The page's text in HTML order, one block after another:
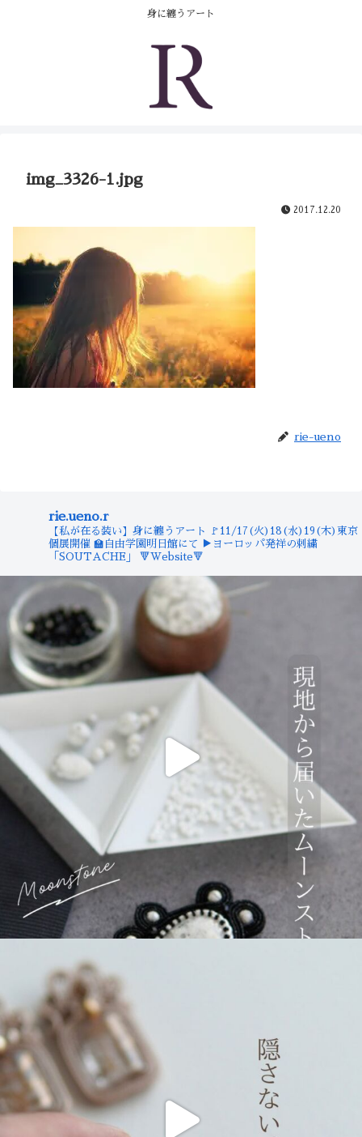
身に纏うアート
img_3326-1.jpg
2017.12.20
rie-ueno
rie.ueno.r
【私が在る装い】身に纏うアート
🚩11/17(火)18(水)19(木)東京
個展開催 🏫自由学園明日館にて
▶︎ヨーロッパ発祥の刺繍
「SOUTACHE」
🔻Website🔻